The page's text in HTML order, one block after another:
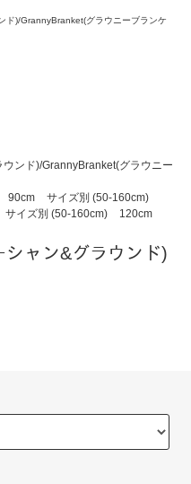
ド)/GrannyBranket(グラウニーブランケ
ンド)/GrannyBranket(グラウニー
90cm
サイズ別 (50-160cm)
サイズ別 (50-160cm) 120cm
シャン&グラウンド)